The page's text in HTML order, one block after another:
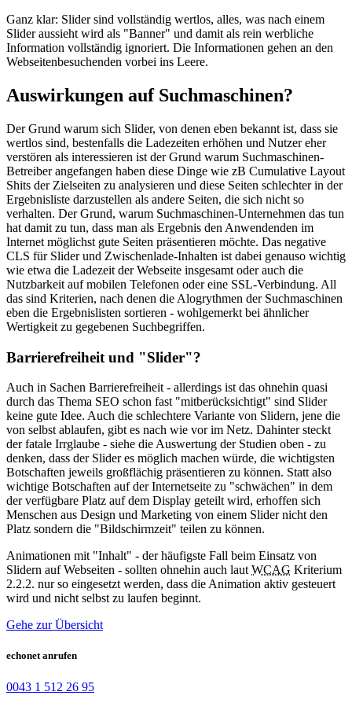
Ganz klar: Slider sind vollständig wertlos, alles, was nach einem
Slider aussieht wird als "Banner" und damit als rein werbliche
Information vollständig ignoriert. Die Informationen gehen an den
Webseitenbesuchenden vorbei ins Leere.
Auswirkungen auf Suchmaschinen?
Der Grund warum sich Slider, von denen eben bekannt ist, dass sie
wertlos sind, bestenfalls die Ladezeiten erhöhen und Nutzer eher
verstören als interessieren ist der Grund warum Suchmaschinen-
Betreiber angefangen haben diese Dinge wie zB Cumulative Layout
Shits der Zielseiten zu analysieren und diese Seiten schlechter in der
Ergebnisliste darzustellen als andere Seiten, die sich nicht so
verhalten. Der Grund, warum Suchmaschinen-Unternehmen das tun
hat damit zu tun, dass man als Ergebnis den Anwendenden im
Internet möglichst gute Seiten präsentieren möchte. Das negative
CLS für Slider und Zwischenlade-Inhalten ist dabei genauso wichtig
wie etwa die Ladezeit der Webseite insgesamt oder auch die
Nutzbarkeit auf mobilen Telefonen oder eine SSL-Verbindung. All
das sind Kriterien, nach denen die Alogrythmen der Suchmaschinen
eben die Ergebnislisten sortieren - wohlgemerkt bei ähnlicher
Wertigkeit zu gegebenen Suchbegriffen.
Barrierefreiheit und "Slider"?
Auch in Sachen Barrierefreiheit - allerdings ist das ohnehin quasi
durch das Thema SEO schon fast "mitberücksichtigt" sind Slider
keine gute Idee. Auch die schlechtere Variante von Slidern, jene die
von selbst ablaufen, gibt es nach wie vor im Netz. Dahinter steckt
der fatale Irrglaube - siehe die Auswertung der Studien oben - zu
denken, dass der Slider es möglich machen würde, die wichtigsten
Botschaften jeweils großflächig präsentieren zu können. Statt also
wichtige Botschaften auf der Internetseite zu "schwächen" in dem
der verfügbare Platz auf dem Display geteilt wird, erhoffen sich
Menschen aus Design und Marketing von einem Slider nicht den
Platz sondern die "Bildschirmzeit" teilen zu können.
Animationen mit "Inhalt" - der häufigste Fall beim Einsatz von
Slidern auf Webseiten - sollten ohnehin auch laut WCAG Kriterium
2.2.2. nur so eingesetzt werden, dass die Animation aktiv gesteuert
wird und nicht selbst zu laufen beginnt.
Gehe zur Übersicht
echonet anrufen
0043 1 512 26 95